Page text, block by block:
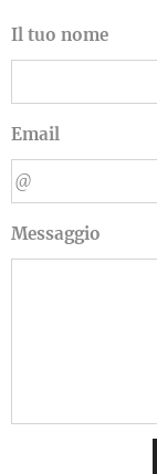
Il tuo nome
Email
Messaggio